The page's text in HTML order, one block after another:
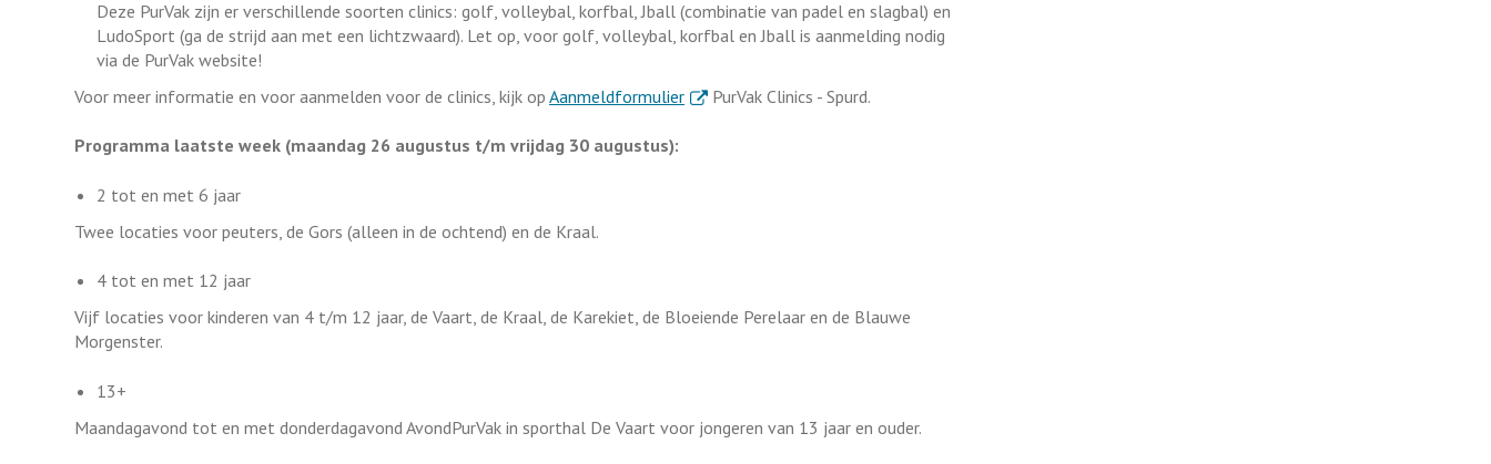
Deze PurVak zijn er verschillende soorten clinics: golf, volleybal, korfbal, Jball (combinatie van padel en slagbal) en
LudoSport (ga de strijd aan met een lichtzwaard). Let op, voor golf, volleybal, korfbal en Jball is aanmelding nodig
via de PurVak website!
Voor meer informatie en voor aanmelden voor de clinics, kijk op Aanmeldformulier. Externe link
PurVak Clinics - Spurd.
Programma laatste week (maandag 26 augustus t/m vrijdag 30 augustus):
2 tot en met 6 jaar
Twee locaties voor peuters, de Gors (alleen in de ochtend) en de Kraal.
4 tot en met 12 jaar
Vijf locaties voor kinderen van 4 t/m 12 jaar, de Vaart, de Kraal, de Karekiet, de Bloeiende Perelaar en de Blauwe
Morgenster.
13+
Maandagavond tot en met donderdagavond AvondPurVak in sporthal De Vaart voor jongeren van 13 jaar en ouder.